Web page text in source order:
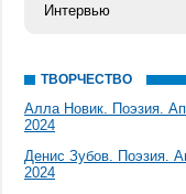
Интервью
ТВОРЧЕСТВО
Алла Новик. Поэзия.
2024
Денис Зубов. Поэзия.
2024